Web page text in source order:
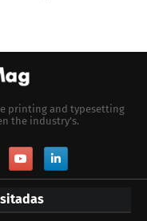
printing and typesetting
the industry's.